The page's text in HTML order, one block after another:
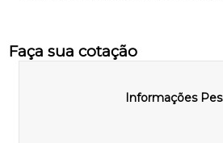
Faça sua cotação
Informações